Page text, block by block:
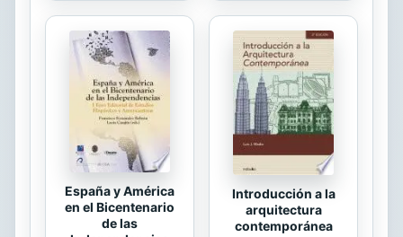
España y América
en el Bicentenario
de las
Introducción a la
arquitectura
contemporánea